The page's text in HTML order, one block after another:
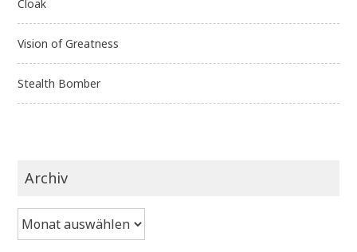
Cloak
Vision of Greatness
Stealth Bomber
Archiv
Archiv